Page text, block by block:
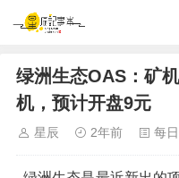
绿洲生态OAS：矿
机，预计开盘9元
星辰 2年前 每